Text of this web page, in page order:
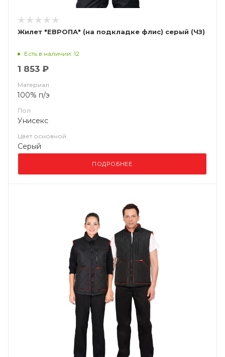
Жилет "ЕВРОПА" (на подкладке флис) серый (ЧЗ)
Есть в наличии: 12
1 853 ₽
Материал
100% п/э
Пол
Унисекс
Цвет основной
Серый
ПОДРОБНЕЕ